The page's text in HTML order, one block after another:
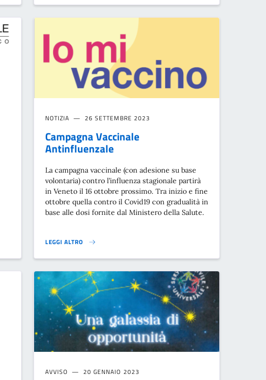
NOTIZIA 26 SETTEMBRE 2023
Campagna Vaccinale
Antinfluenzale
La campagna vaccinale (con adesione su base
volontaria) contro l’influenza stagionale partirà
in Veneto il 16 ottobre prossimo. Tra inizio e fine
ottobre quella contro il Covid19 con gradualità in
base alle dosi fornite dal Ministero della Salute.
LEGGI ALTRO
CAMPAGNA VACCINALE ANTINFLUENZALE}
AVVISO 20 GENNAIO 2023